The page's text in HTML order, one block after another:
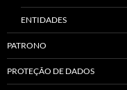
ENTIDADES
PATRONO
PROTEÇÃO DE DADOS